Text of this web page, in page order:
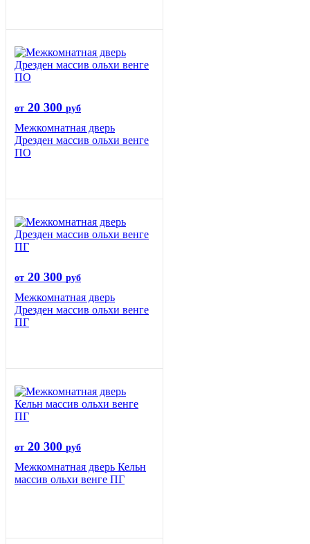
от 20 300 руб
Межкомнатная дверь
Дрезден массив ольхи венге
ПО
от 20 300 руб
Межкомнатная дверь
Дрезден массив ольхи венге
ПГ
от 20 300 руб
Межкомнатная дверь Кельн
массив ольхи венге ПГ